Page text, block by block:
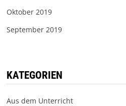
Oktober 2019
September 2019
KATEGORIEN
Aus dem Unterricht